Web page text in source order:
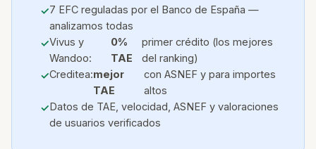
7 EFC reguladas por el Banco de España —
analizamos todas
Vivus y
Wandoo:
0%
TAE
primer crédito (los mejores
del ranking)
Creditea:mejor
TAE
con ASNEF y para importes
altos
Datos de TAE, velocidad, ASNEF y valoraciones
de usuarios verificados